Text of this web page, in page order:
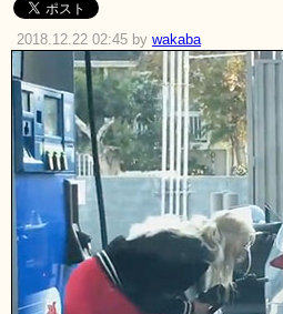
2018.12.22 02:45 by wakaba